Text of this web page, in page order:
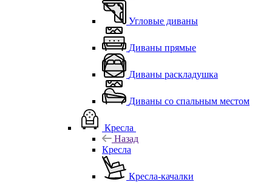
Угловые диваны
Диваны прямые
Диваны раскладушка
Диваны со спальным местом
Кресла
Назад
Кресла
Кресла-качалки